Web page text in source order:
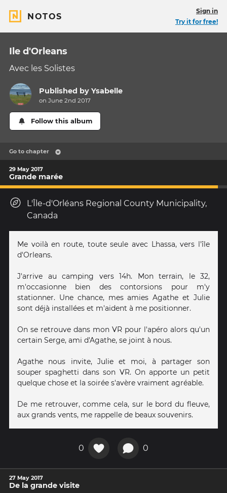
NOTOS
Sign in
Try it for free!
Ile d'Orleans
Avec les Solistes
Published byYsabelle
on June 2nd 2017
Follow this album
Go to chapter
29 May 2017
Grande marée
L'Île-d'Orléans Regional County Municipality,
Canada
Me voilà en route, toute seule avec Lhassa, vers l'île
d'Orleans.
J'arrive au camping vers 14h. Mon terrain, le 32,
m'occasionne bien des contorsions pour m'y
stationner. Une chance, mes amies Agathe et Julie
sont déjà installées et m'aident à me positionner.
On se retrouve dans mon VR pour l'apéro alors qu'un
certain Serge, ami d'Agathe, se joint à nous.
Agathe nous invite, Julie et moi, à partager son
souper spaghetti dans son VR. On apporte un petit
quelque chose et la soirée s'avère vraiment agréable.
De me retrouver, comme cela, sur le bord du fleuve,
aux grands vents, me rappelle de beaux souvenirs.
0 0
27 May 2017
De la grande visite